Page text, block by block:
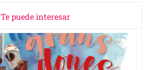
Te puede interesar